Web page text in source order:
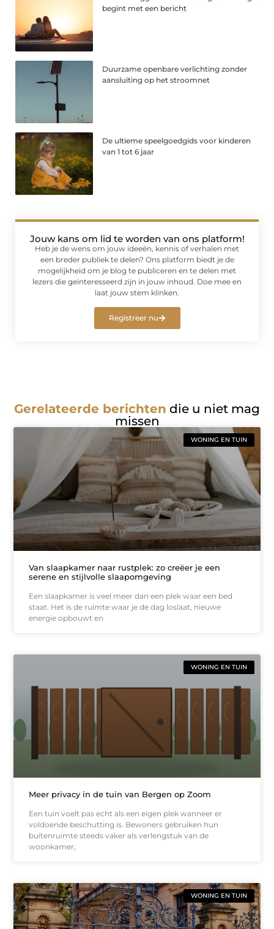
begint met een bericht
Duurzame openbare verlichting zonder
aansluiting op het stroomnet
De ultieme speelgoedgids voor kinderen
van 1 tot 6 jaar
Jouw kans om lid te worden van ons platform!
Heb je de wens om jouw ideeën, kennis of verhalen met
een breder publiek te delen? Ons platform biedt je de
mogelijkheid om je blog te publiceren en te delen met
lezers die geïnteresseerd zijn in jouw inhoud. Doe mee en
laat jouw stem klinken.
Registreer nu
Gerelateerde berichten die u niet mag
missen
WONING EN TUIN
Van slaapkamer naar rustplek: zo creëer je een
serene en stijlvolle slaapomgeving
Een slaapkamer is veel meer dan een plek waar een bed
staat. Het is de ruimte waar je de dag loslaat, nieuwe
energie opbouwt en
WONING EN TUIN
Meer privacy in de tuin van Bergen op Zoom
Een tuin voelt pas echt als een eigen plek wanneer er
voldoende beschutting is. Bewoners gebruiken hun
buitenruimte steeds vaker als verlengstuk van de
woonkamer,
WONING EN TUIN